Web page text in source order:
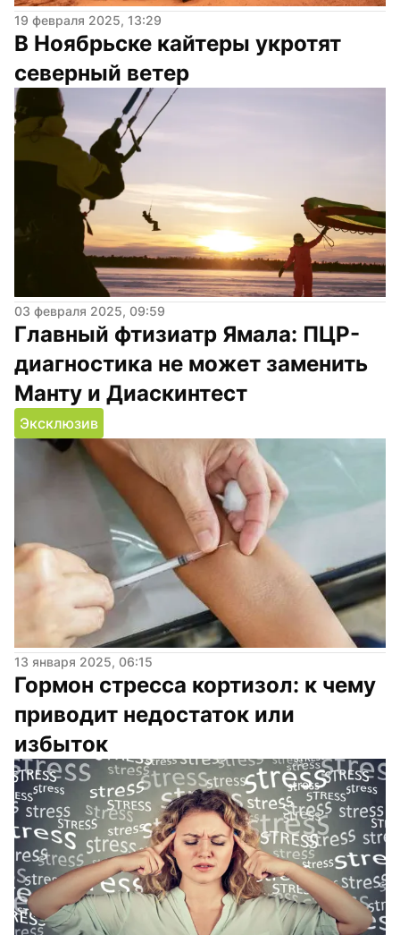
19 февраля 2025, 13:29
В Ноябрьске кайтеры укротят
северный ветер
03 февраля 2025, 09:59
Главный фтизиатр Ямала: ПЦР-
диагностика не может заменить
Манту и Диаскинтест
Эксклюзив
13 января 2025, 06:15
Гормон стресса кортизол: к чему
приводит недостаток или
избыток